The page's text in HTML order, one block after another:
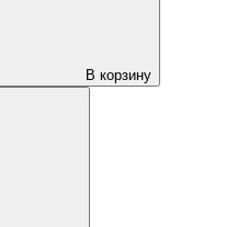
В корзину